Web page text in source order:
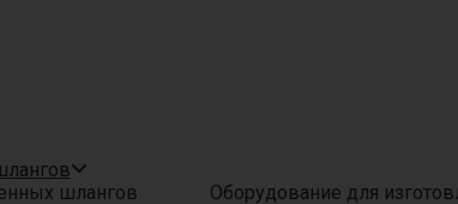
Оборудование для